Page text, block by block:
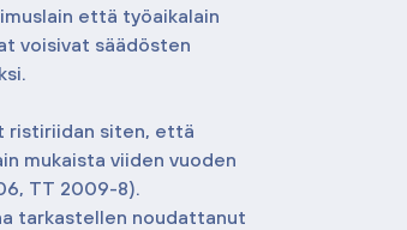
että työaikalain
voisivat säädösten
ristiriidan siten, että
mukaista viiden vuoden
TT 2009-8).
tarkastellen noudattanut